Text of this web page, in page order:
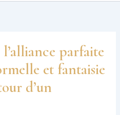
parfaite
et fantaisie
d’un